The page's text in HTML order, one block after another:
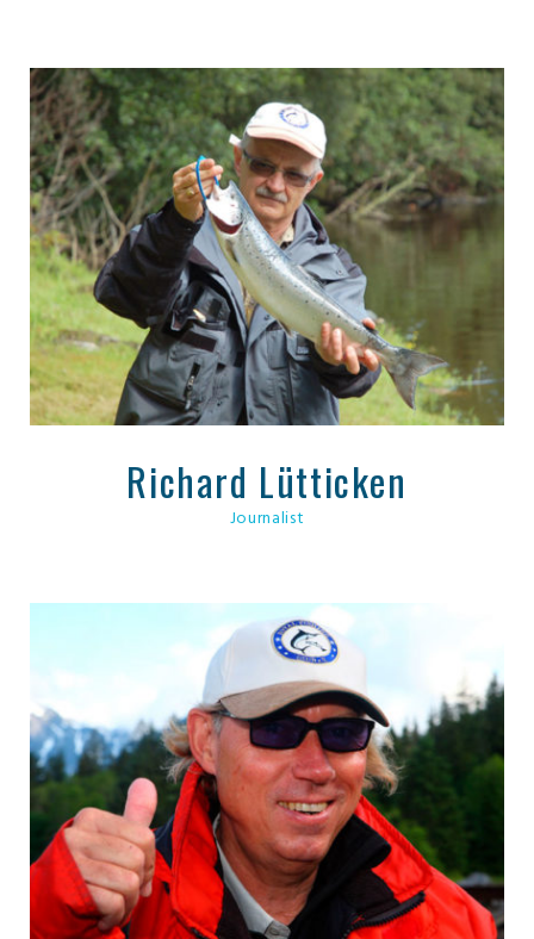
Richard Lütticken
Journalist